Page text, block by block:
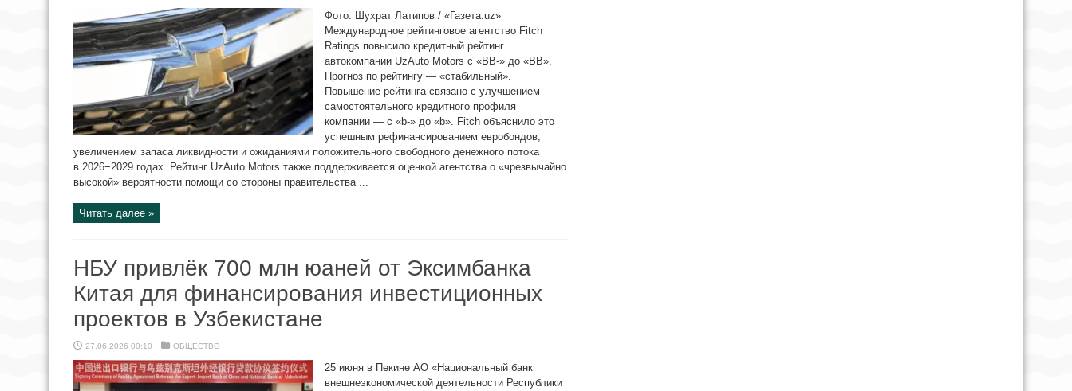
Фото: Шухрат Латипов / «Газета.uz»
Международное рейтинговое агентство Fitch
Ratings повысило кредитный рейтинг
автокомпании UzAuto Motors с «BB-» до «BB».
Прогноз по рейтингу — «стабильный».
Повышение рейтинга связано с улучшением
самостоятельного кредитного профиля
компании — с «b-» до «b». Fitch объяснило это
успешным рефинансированием евробондов,
увеличением запаса ликвидности и ожиданиями положительного свободного денежного потока
в 2026−2029 годах. Рейтинг UzAuto Motors также поддерживается оценкой агентства о «чрезвычайно
высокой» вероятности помощи со стороны правительства ...
Читать далее »
НБУ привлёк 700 млн юаней от Эксимбанка
Китая для финансирования инвестиционных
проектов в Узбекистане
27.06.2026 00:10 ОБЩЕСТВО
25 июня в Пекине АО «Национальный банк
внешнеэкономической деятельности Республики